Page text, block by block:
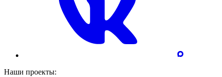
Наши проекты: